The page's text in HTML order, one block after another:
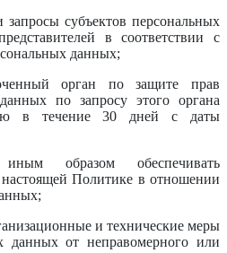
субъектов персональных
в соответствии с
данных;
орган по защите прав
по запросу этого органа
в течение 30 дней с даты
образом обеспечивать
Политике в отношении
и технические меры
данных от неправомерного или